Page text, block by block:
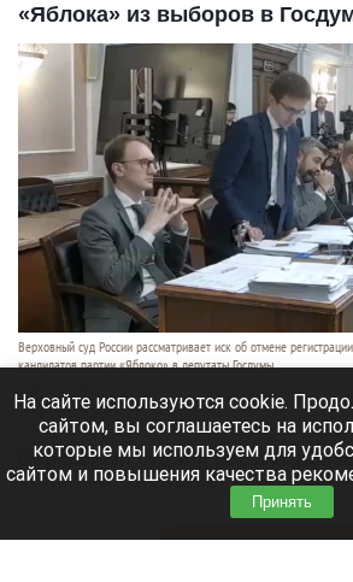
«Яблока» из выборов в
Верховный суд России рассматривает иск об отмене
кандидатов партии «Яблоко» в депутаты Госдумы.
10 августа 2026 в 22:25
Верховный суд РФ
«Родина» об отмене
списка «Яблока» на выборах в
На сайте используются cookie.
сайтом, вы соглашаетесь на
которые мы используем для
сайтом и повышения качества
Принять